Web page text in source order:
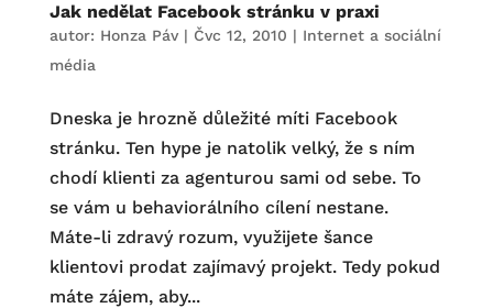
Jak nedělat Facebook stránku v praxi
autor: Honza Páv| Čvc 12, 2010 | Internet a sociální
média
Dneska je hrozně důležité míti Facebook
stránku. Ten hype je natolik velký, že s ním
chodí klienti za agenturou sami od sebe. To
se vám u behaviorálního cílení nestane.
Máte-li zdravý rozum, využijete šance
klientovi prodat zajímavý projekt. Tedy pokud
máte zájem, aby...